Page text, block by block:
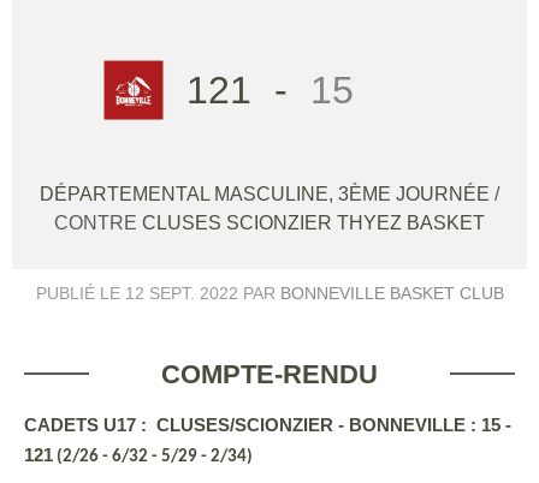
121 - 15
DÉPARTEMENTAL MASCULINE, 3ÈME JOURNÉE /
CONTRE CLUSES SCIONZIER THYEZ BASKET
PUBLIÉ LE 12 SEPT. 2022 PAR BONNEVILLE BASKET CLUB
COMPTE-RENDU
CADETS U17 : CLUSES/SCIONZIER - BONNEVILLE : 15 -
121 (2/26 - 6/32 - 5/29 - 2/34)